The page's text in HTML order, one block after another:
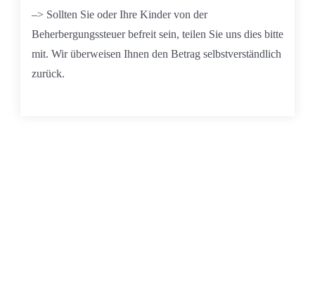
–> Sollten Sie oder Ihre Kinder von der
Beherbergungssteuer befreit sein, teilen Sie uns dies bitte
mit. Wir überweisen Ihnen den Betrag selbstverständlich
zurück.